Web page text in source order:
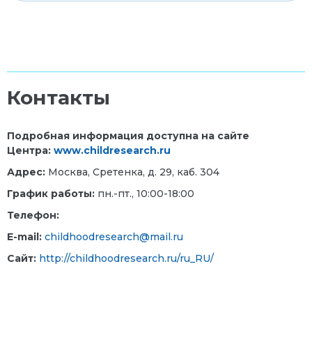
Контакты
Подробная информация доступна на сайте
Центра: www.childresearch.ru
Адрес: Москва, Сретенка, д. 29, каб. 304
График работы: пн.-пт., 10:00-18:00
Телефон:
E-mail: childhoodresearch@mail.ru
Сайт: http://childhoodresearch.ru/ru_RU/